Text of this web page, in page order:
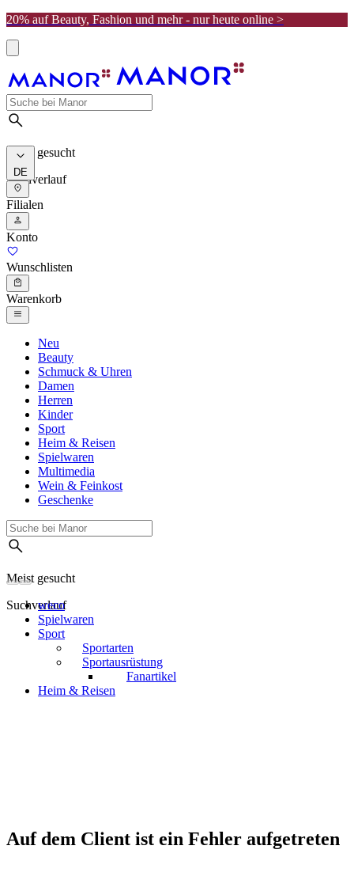
20% auf Beauty, Fashion und mehr - nur heute online >
Meist gesucht
Suchverlauf
DE
Filialen
Konto
Wunschlisten
Warenkorb
Neu
Beauty
Schmuck & Uhren
Damen
Herren
Kinder
Sport
Heim & Reisen
Spielwaren
Multimedia
Wein & Feinkost
Geschenke
Meist gesucht
Suchverlauf
weco
Spielwaren
Sport
Sportarten
Sportausrüstung
Fanartikel
Heim & Reisen
Auf dem Client ist ein Fehler aufgetreten